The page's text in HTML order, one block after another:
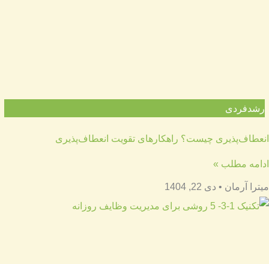
رشدفردی
انعطاف‌پذیری چیست؟ راهکارهای تقویت انعطاف‌پذیری
ادامه مطلب »
میترا آرمان دی 22, 1404